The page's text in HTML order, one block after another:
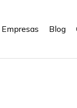
Empresas Blog